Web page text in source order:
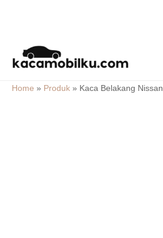
content
Home » Produk » Kaca Belakang Nissan